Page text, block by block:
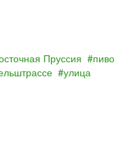
Пруссия
пиво
улица